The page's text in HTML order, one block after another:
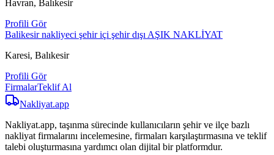
Havran, Balıkesir
Profili Gör
Balikesir nakliyeci şehir içi şehir dışı AŞIK NAKLİYAT
Karesi, Balıkesir
Profili Gör
FirmalarTeklif Al
Nakliyat.app
Nakliyat.app, taşınma sürecinde kullanıcıların şehir ve ilçe bazlı
nakliyat firmalarını incelemesine, firmaları karşılaştırmasına ve teklif
talebi oluşturmasına yardımcı olan dijital bir platformdur.